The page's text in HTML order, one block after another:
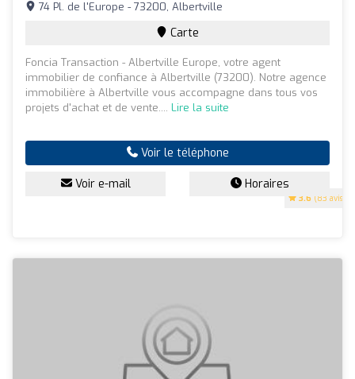
3.6 (83 avis)
74 Pl. de l'Europe - 73200, Albertville
Carte
Foncia Transaction - Albertville Europe, votre agent
immobilier de confiance à Albertville (73200). Notre agence
immobilière à Albertville vous accompagne dans tous vos
projets d'achat et de vente.... Lire la suite
Voir le téléphone
Voir e-mail Horaires